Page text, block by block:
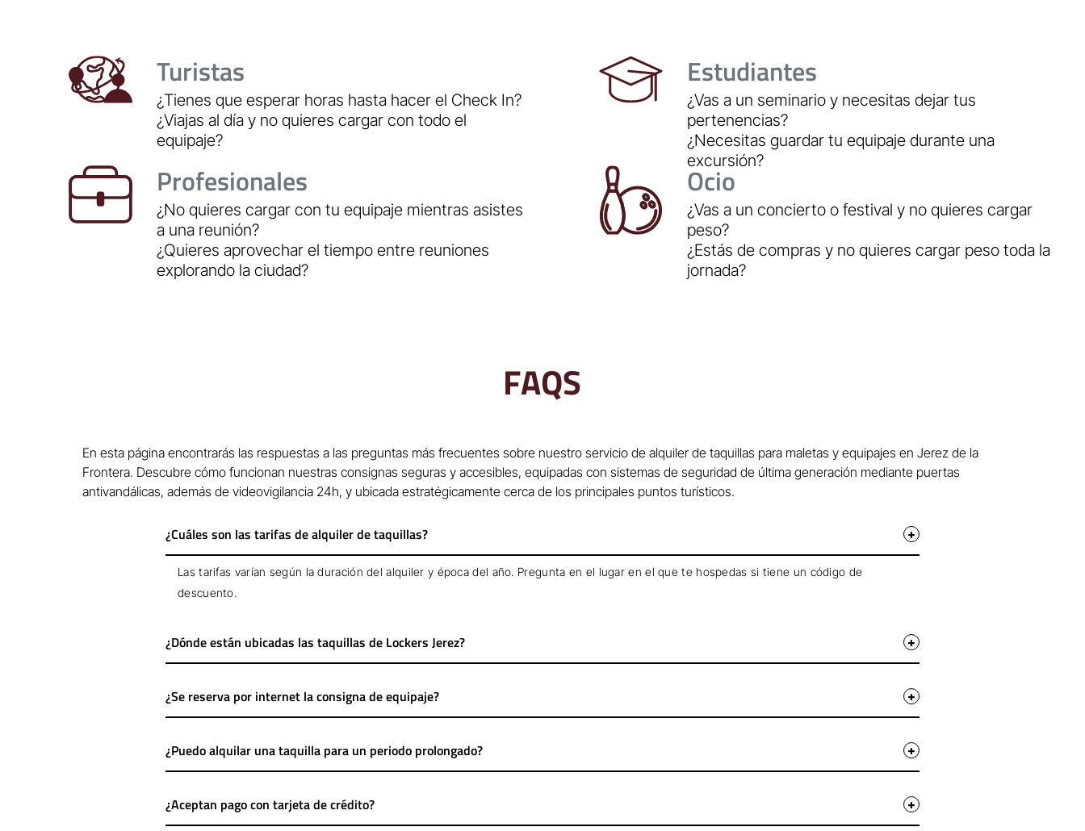
Turistas
¿Tienes que esperar horas hasta hacer el Check In?
¿Viajas al día y no quieres cargar con todo el
equipaje?
Estudiantes
¿Vas a un seminario y necesitas dejar tus
pertenencias?
¿Necesitas guardar tu equipaje durante una
excursión?
Profesionales
¿No quieres cargar con tu equipaje mientras asistes
a una reunión?
¿Quieres aprovechar el tiempo entre reuniones
explorando la ciudad?
Ocio
¿Vas a un concierto o festival y no quieres cargar
peso?
¿Estás de compras y no quieres cargar peso toda la
jornada?
FAQS
En esta página encontrarás las respuestas a las preguntas más frecuentes sobre nuestro servicio de alquiler de taquillas para maletas y equipajes en Jerez de la
Frontera. Descubre cómo funcionan nuestras consignas seguras y accesibles, equipadas con sistemas de seguridad de última generación mediante puertas
antivandálicas, además de videovigilancia 24h, y ubicada estratégicamente cerca de los principales puntos turísticos.
¿Cuáles son las tarifas de alquiler de taquillas?
Las tarifas varían según la duración del alquiler y época del año. Pregunta en el lugar en el que te hospedas si tiene un código de
descuento.
¿Dónde están ubicadas las taquillas de Lockers Jerez?
¿Se reserva por internet la consigna de equipaje?
¿Puedo alquilar una taquilla para un periodo prolongado?
¿Aceptan pago con tarjeta de crédito?